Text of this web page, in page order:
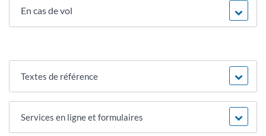
En cas de vol
Textes de référence
Services en ligne et formulaires